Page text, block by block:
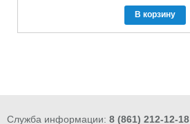
В корзину
Служба информации: 8 (861) 212-12-18